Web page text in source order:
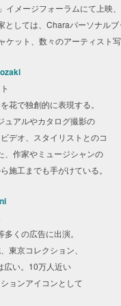
メージフォーラムにて上映、
としては、Charaパーソナルブ
ット、数々のアーティスト
花で独創的に表現する。
ュアルやカタログ撮影の
デオ、スタイリストとのコ
、作家やミュージシャンの
施工までも手がけている。
くの広告に出演。
東京コレクション、
広い。10万人近い
ョンアイコンとして